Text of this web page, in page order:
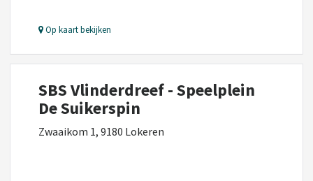
Op kaart bekijken
SBS Vlinderdreef - Speelplein
De Suikerspin
Zwaaikom 1, 9180 Lokeren